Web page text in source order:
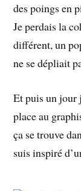
des poings en
Je perdais la
différent, un
ne se dépliait
Et puis un jour
place au
ça se trouve
suis inspiré